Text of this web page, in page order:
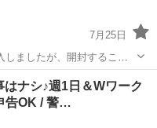
7月25日
ましたが、開封すること
ほどでした。同商品２つと
円で出品します。 新座駅か
ナシ♪週1日＆Wワーク
OK／シフト3日前申告OK / 警…